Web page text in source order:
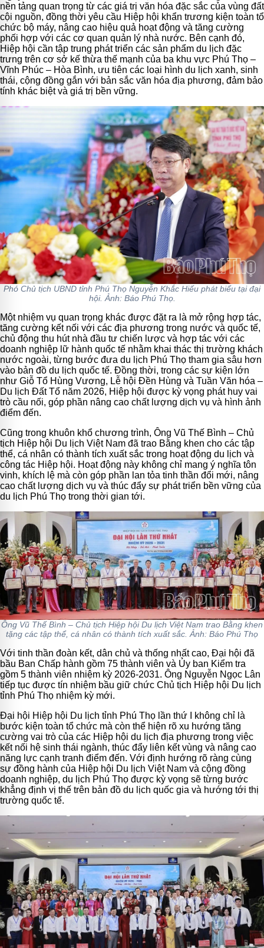
nền tảng quan trọng từ các giá trị văn hóa đặc sắc của vùng đất
cội nguồn, đồng thời yêu cầu Hiệp hội khẩn trương kiện toàn tổ
chức bộ máy, nâng cao hiệu quả hoạt động và tăng cường
phối hợp với các cơ quan quản lý nhà nước. Bên cạnh đó,
Hiệp hội cần tập trung phát triển các sản phẩm du lịch đặc
trưng trên cơ sở kế thừa thế mạnh của ba khu vực Phú Thọ –
Vĩnh Phúc – Hòa Bình, ưu tiên các loại hình du lịch xanh, sinh
thái, cộng đồng gắn với bản sắc văn hóa địa phương, đảm bảo
tính khác biệt và giá trị bền vững.
Phó Chủ tịch UBND tỉnh Phú Thọ Nguyễn Khắc Hiếu phát biểu tại đại
hội. Ảnh: Báo Phú Thọ.
Một nhiệm vụ quan trọng khác được đặt ra là mở rộng hợp tác,
tăng cường kết nối với các địa phương trong nước và quốc tế,
chủ động thu hút nhà đầu tư chiến lược và hợp tác với các
doanh nghiệp lữ hành quốc tế nhằm khai thác thị trường khách
nước ngoài, từng bước đưa du lịch Phú Thọ tham gia sâu hơn
vào bản đồ du lịch quốc tế. Đồng thời, trong các sự kiện lớn
như Giỗ Tổ Hùng Vương, Lễ hội Đền Hùng và Tuần Văn hóa –
Du lịch Đất Tổ năm 2026, Hiệp hội được kỳ vọng phát huy vai
trò cầu nối, góp phần nâng cao chất lượng dịch vụ và hình ảnh
điểm đến.
Cũng trong khuôn khổ chương trình, Ông Vũ Thế Bình – Chủ
tịch Hiệp hội Du lịch Việt Nam đã trao Bằng khen cho các tập
thể, cá nhân có thành tích xuất sắc trong hoạt động du lịch và
công tác Hiệp hội. Hoạt động này không chỉ mang ý nghĩa tôn
vinh, khích lệ mà còn góp phần lan tỏa tinh thần đổi mới, nâng
cao chất lượng dịch vụ và thúc đẩy sự phát triển bền vững của
du lịch Phú Thọ trong thời gian tới.
Ông Vũ Thế Bình – Chủ tịch Hiệp hội Du lịch Việt Nam trao Bằng khen
tặng các tập thể, cá nhân có thành tích xuất sắc. Ảnh: Báo Phú Thọ
Với tinh thần đoàn kết, dân chủ và thống nhất cao, Đại hội đã
bầu Ban Chấp hành gồm 75 thành viên và Ủy ban Kiểm tra
gồm 5 thành viên nhiệm kỳ 2026-2031. Ông Nguyễn Ngọc Lân
tiếp tục được tín nhiệm bầu giữ chức Chủ tịch Hiệp hội Du lịch
tỉnh Phú Thọ nhiệm kỳ mới.
Đại hội Hiệp hội Du lịch tỉnh Phú Thọ lần thứ I không chỉ là
bước kiện toàn tổ chức mà còn thể hiện rõ xu hướng tăng
cường vai trò của các Hiệp hội du lịch địa phương trong việc
kết nối hệ sinh thái ngành, thúc đẩy liên kết vùng và nâng cao
năng lực cạnh tranh điểm đến. Với định hướng rõ ràng cùng
sự đồng hành của Hiệp hội Du lịch Việt Nam và cộng đồng
doanh nghiệp, du lịch Phú Thọ được kỳ vọng sẽ từng bước
khẳng định vị thế trên bản đồ du lịch quốc gia và hướng tới thị
trường quốc tế.